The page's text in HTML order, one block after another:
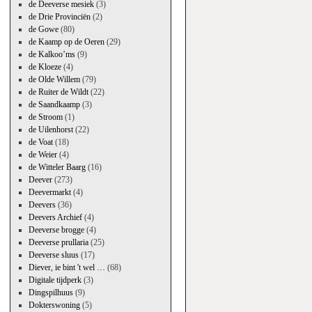
de Deeverse mesiek(3)
de Drie Provinciën(2)
de Gowe(80)
de Kaamp op de Oeren(29)
de Kalkoo’ms(9)
de Kloeze(4)
de Olde Willem(79)
de Ruiter de Wildt(22)
de Saandkaamp(3)
de Stroom(1)
de Uilenhorst(22)
de Voat(18)
de Weier(4)
de Witteler Baarg(16)
Deever(273)
Deevermarkt(4)
Deevers(36)
Deevers Archief(4)
Deeverse brogge(4)
Deeverse prullaria(25)
Deeverse sluus(17)
Diever, ie bint 't wel … (68)
Digitale tijdperk(3)
Dingspilhuus(9)
Dokterswoning(5)